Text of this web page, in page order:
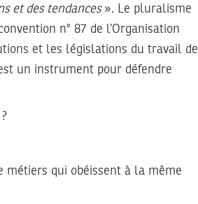
et des tendances». Le pluralisme
n° 87 de l’Organisation
et les législations du travail de
un instrument pour défendre
métiers qui obéissent à la même